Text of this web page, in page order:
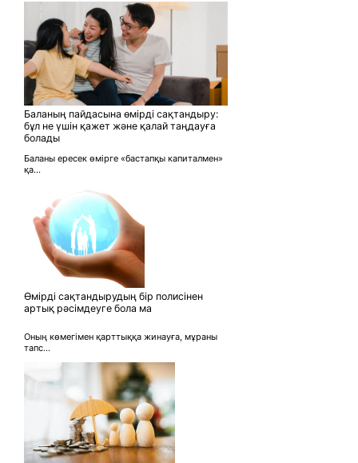
Баланың пайдасына өмірді сақтандыру:
бұл не үшін қажет және қалай таңдауға
болады
Баланы ересек өмірге «бастапқы капиталмен»
қа...
Өмірді сақтандырудың бір полисінен
артық рәсімдеуге бола ма
Оның көмегімен қарттыққа жинауға, мұраны
тапс...